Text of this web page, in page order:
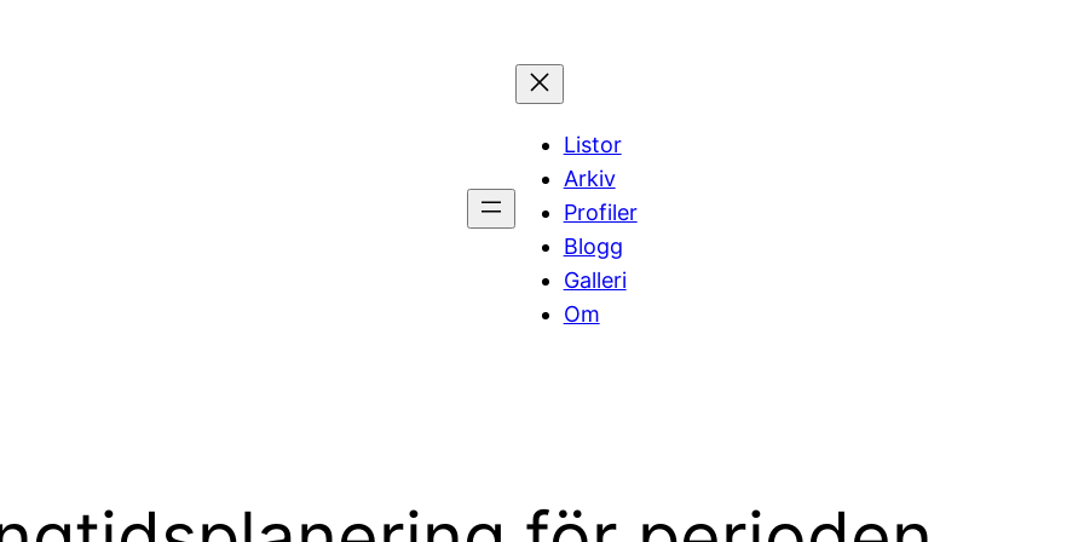
Listor
Arkiv
Profiler
Blogg
Galleri
Om